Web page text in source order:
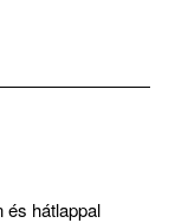
és hátlappal